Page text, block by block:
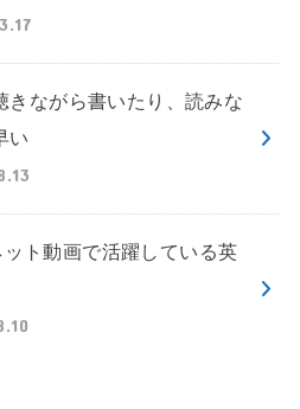
きながら書いたり、読みな
い
ト動画で活躍している英